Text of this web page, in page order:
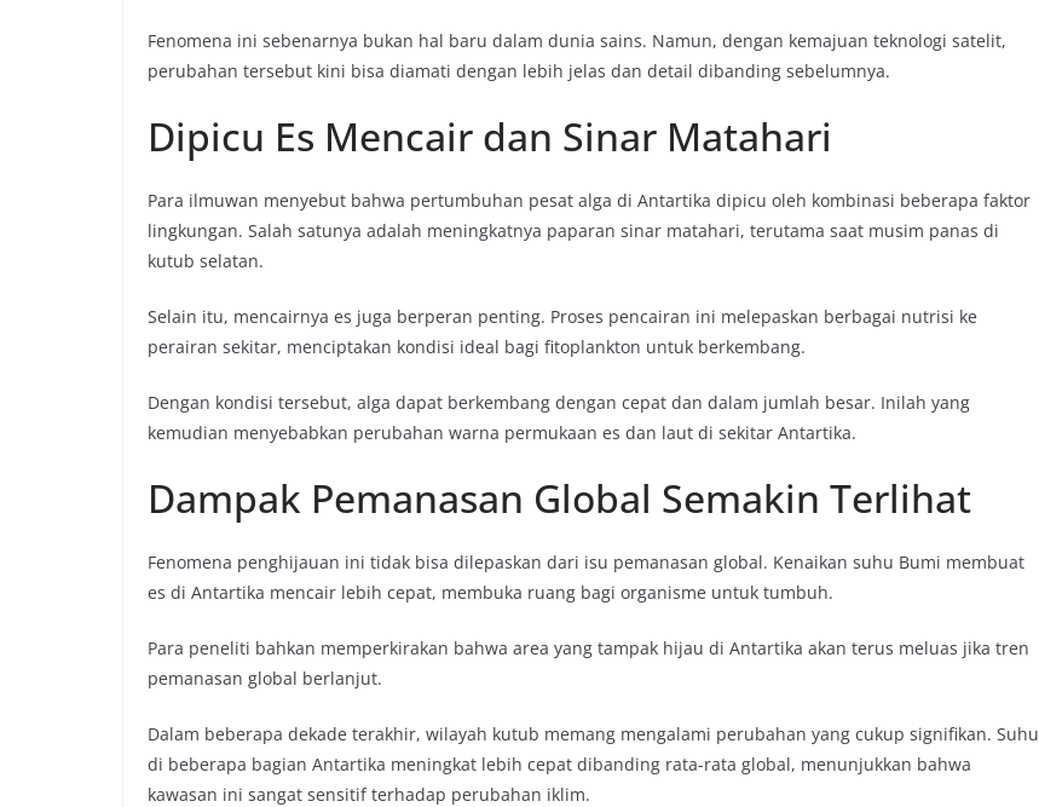
Fenomena ini sebenarnya bukan hal baru dalam dunia sains. Namun, dengan kemajuan teknologi satelit,
perubahan tersebut kini bisa diamati dengan lebih jelas dan detail dibanding sebelumnya.
Dipicu Es Mencair dan Sinar Matahari
Para ilmuwan menyebut bahwa pertumbuhan pesat alga di Antartika dipicu oleh kombinasi beberapa faktor
lingkungan. Salah satunya adalah meningkatnya paparan sinar matahari, terutama saat musim panas di
kutub selatan.
Selain itu, mencairnya es juga berperan penting. Proses pencairan ini melepaskan berbagai nutrisi ke
perairan sekitar, menciptakan kondisi ideal bagi fitoplankton untuk berkembang.
Dengan kondisi tersebut, alga dapat berkembang dengan cepat dan dalam jumlah besar. Inilah yang
kemudian menyebabkan perubahan warna permukaan es dan laut di sekitar Antartika.
Dampak Pemanasan Global Semakin Terlihat
Fenomena penghijauan ini tidak bisa dilepaskan dari isu pemanasan global. Kenaikan suhu Bumi membuat
es di Antartika mencair lebih cepat, membuka ruang bagi organisme untuk tumbuh.
Para peneliti bahkan memperkirakan bahwa area yang tampak hijau di Antartika akan terus meluas jika tren
pemanasan global berlanjut.
Dalam beberapa dekade terakhir, wilayah kutub memang mengalami perubahan yang cukup signifikan. Suhu
di beberapa bagian Antartika meningkat lebih cepat dibanding rata-rata global, menunjukkan bahwa
kawasan ini sangat sensitif terhadap perubahan iklim.